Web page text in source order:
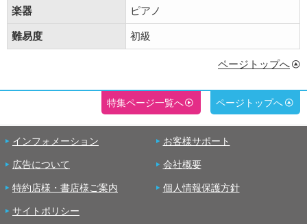
楽器 ピアノ
難易度 初級
ページトップへ
特集ページ一覧へ ページトップへ
インフォメーション お客様サポート
広告について 会社概要
特約店様・書店様ご案内 個人情報保護方針
サイトポリシー